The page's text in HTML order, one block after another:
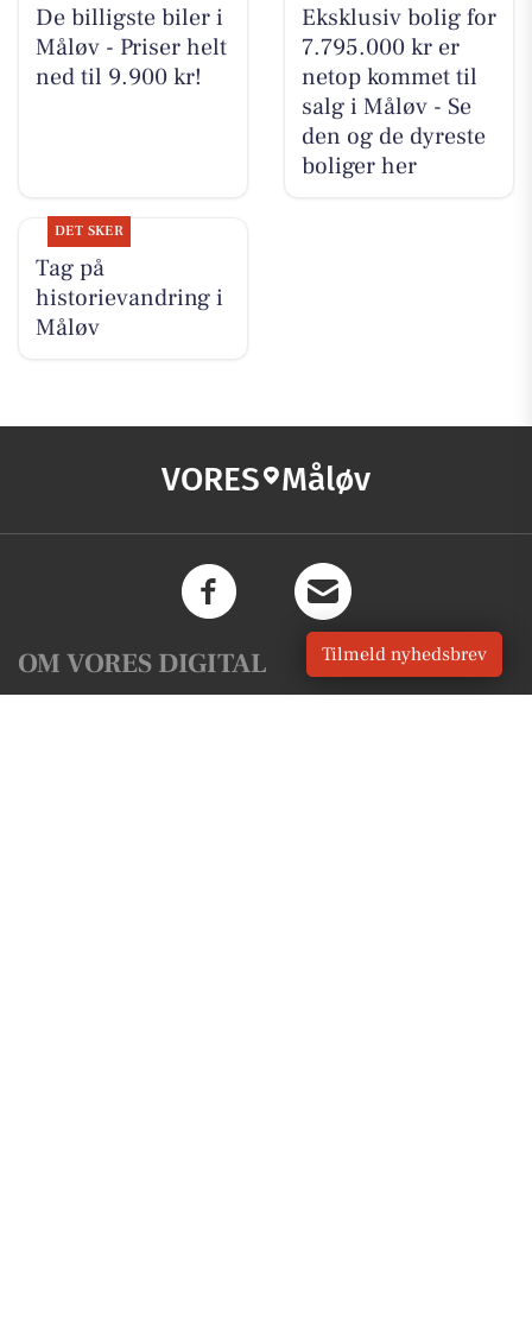
De billigste biler i
Måløv - Priser helt
ned til 9.900 kr!
Eksklusiv bolig for
7.795.000 kr er
netop kommet til
salg i Måløv - Se
den og de dyreste
boliger her
DET SKER
Tag på
historievandring i
Måløv
VORES Måløv
OM VORES DIGITAL Tilmeld nyhedsbrev